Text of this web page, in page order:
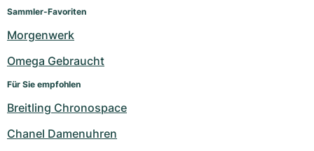
Sammler-Favoriten
Morgenwerk
Omega Gebraucht
Für Sie empfohlen
Breitling Chronospace
Chanel Damenuhren